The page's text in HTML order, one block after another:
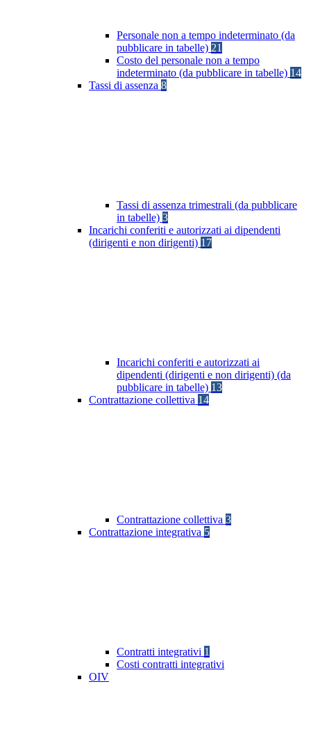
Personale non a tempo indeterminato (da
pubblicare in tabelle) 21
Costo del personale non a tempo
indeterminato (da pubblicare in tabelle) 14
Tassi di assenza 8
Tassi di assenza trimestrali (da pubblicare
in tabelle) 3
Incarichi conferiti e autorizzati ai dipendenti
(dirigenti e non dirigenti) 17
Incarichi conferiti e autorizzati ai
dipendenti (dirigenti e non dirigenti) (da
pubblicare in tabelle) 13
Contrattazione collettiva 14
Contrattazione collettiva 3
Contrattazione integrativa 5
Contratti integrativi 1
Costi contratti integrativi
OIV